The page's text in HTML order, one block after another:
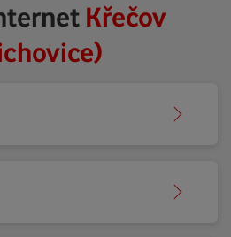
Křečov